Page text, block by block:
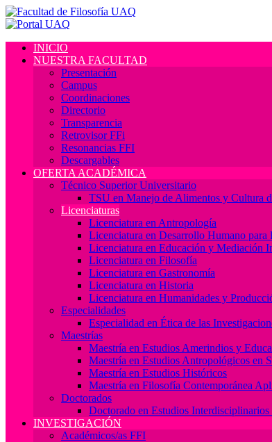
INICIO
NUESTRA FACULTAD
Presentación
Campus
Coordinaciones
Directorio
Transparencia
Retrovisor FFi
Resonancias FFI
Descargables
OFERTA ACADÉMICA
Técnico Superior Universitario
TSU en Manejo de Alimentos y Cultura
Licenciaturas
Licenciatura en Antropología
Licenciatura en Desarrollo Humano para
Licenciatura en Educación y Mediación
Licenciatura en Filosofía
Licenciatura en Gastronomía
Licenciatura en Historia
Licenciatura en Humanidades y
Especialidades
Especialidad en Ética de las
Maestrías
Maestría en Estudios Amerindios y
Maestría en Estudios Antropológicos en
Maestría en Estudios Históricos
Maestría en Filosofía Contemporánea
Doctorados
Doctorado en Estudios
INVESTIGACIÓN
Académicos/as FFI